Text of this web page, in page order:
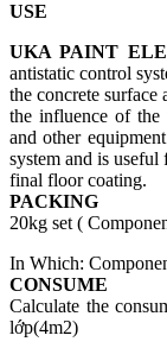
USE
UKA PAINT
antistatic control
the concrete
the influence of the
and other
system and is
final floor coating.
PACKING
20kg set (
In Which:
CONSUME
Calculate the
lớp(4m2)